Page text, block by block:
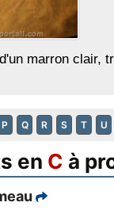
marron clair,
P Q R S T U
en C à